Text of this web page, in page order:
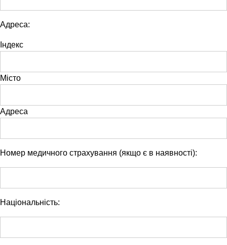
Адреса:
Індекс
Місто
Адреса
Номер медичного страхування (якщо є в наявності):
Національність: